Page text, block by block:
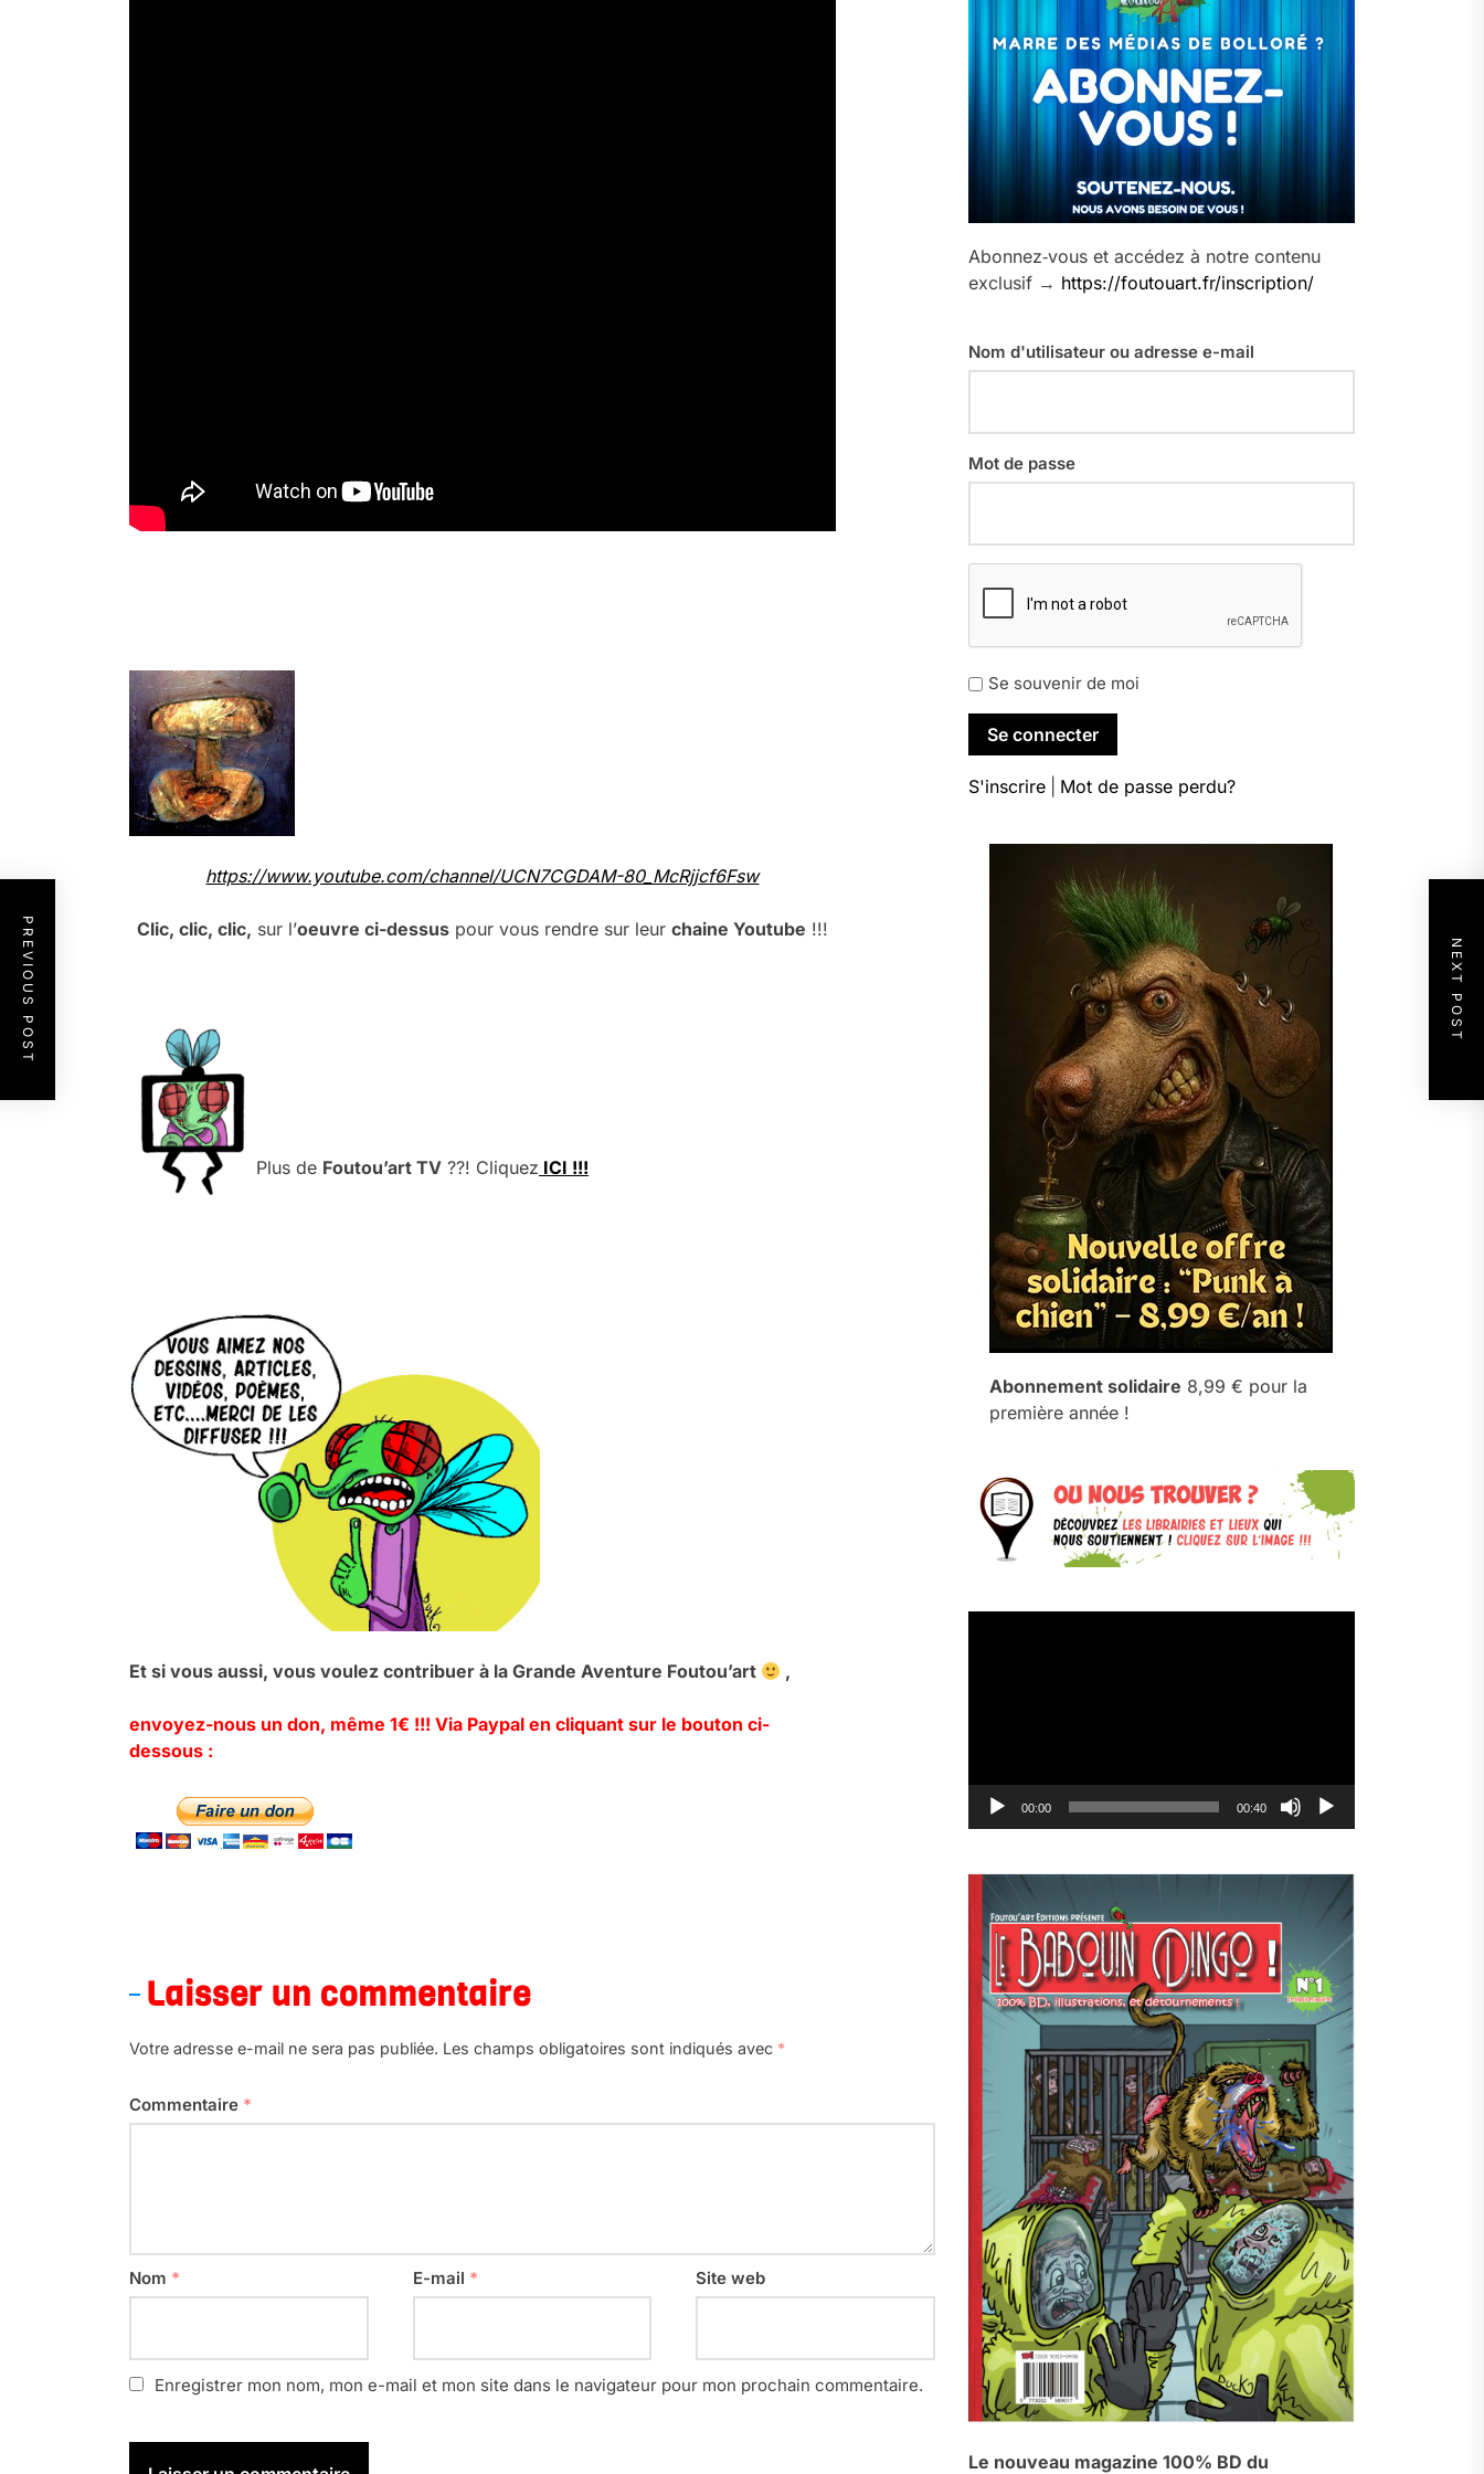
https://www.youtube.com/channel/UCN7CGDAM-80_McRjjcf6Fsw
Clic, clic, clic, sur l’oeuvre ci-dessuspour vous rendre sur leur chaine Youtube !!!
Plus de Foutou’art TV ??! Cliquez ICI !!!
Et si vous aussi, vous voulez contribuer à la Grande Aventure Foutou’art ,
envoyez-nous un don, même 1€ !!! Via Paypal en cliquant sur le bouton ci-
dessous :
Laisser un commentaire
Votre adresse e-mail ne sera pas publiée. Les champs obligatoires sont indiqués avec *
Commentaire *
Nom * E-mail * Site web
Enregistrer mon nom, mon e-mail et mon site dans le navigateur pour mon prochain commentaire.
PREVIOUS POST NEXT POST
Abonnez‑vous et accédez à notre contenu
exclusif → https://foutouart.fr/inscription/
Nom d'utilisateur ou adresse e-mail
Mot de passe
Se souvenir de moi
S'inscrire Mot de passe perdu?
Abonnement solidaire 8,99 € pour la
première année !
00:00 00:40
Le nouveau magazine 100% BD du